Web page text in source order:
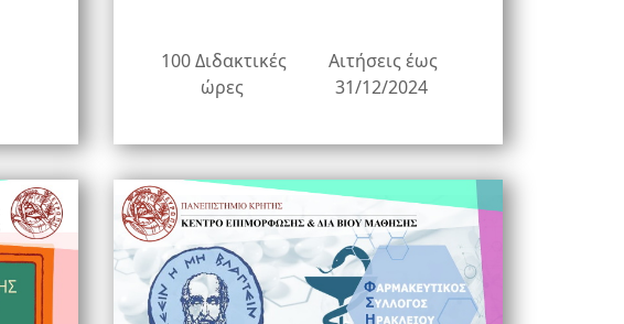
100 Διδακτικές
ώρες
Αιτήσεις έως
31/12/2024